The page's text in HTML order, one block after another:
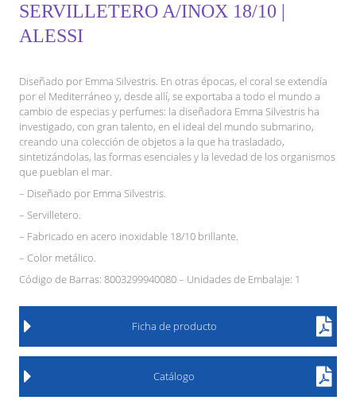
SERVILLETERO A/INOX 18/10 |
ALESSI
Diseñado por Emma Silvestris. En otras épocas, el coral se extendía
por el Mediterráneo y, desde allí, se exportaba a todo el mundo a
cambio de especias y perfumes: la diseñadora Emma Silvestris ha
investigado, con gran talento, en el ideal del mundo submarino,
creando una colección de objetos a la que ha trasladado,
sintetizándolas, las formas esenciales y la levedad de los organismos
que pueblan el mar.
– Diseñado por Emma Silvestris.
– Servilletero.
– Fabricado en acero inoxidable 18/10 brillante.
– Color metálico.
Código de Barras: 8003299940080 – Unidades de Embalaje: 1
Ficha de producto
Catálogo